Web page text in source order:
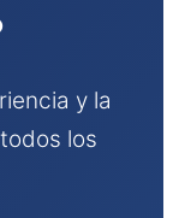
y la
los